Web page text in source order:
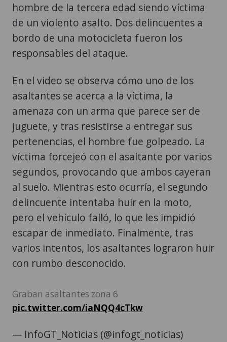
hombre de la tercera edad siendo víctima
de un violento asalto. Dos delincuentes a
bordo de una motocicleta fueron los
responsables del ataque.
En el video se observa cómo uno de los
asaltantes se acerca a la víctima, la
amenaza con un arma que parece ser de
juguete, y tras resistirse a entregar sus
pertenencias, el hombre fue golpeado. La
víctima forcejeó con el asaltante por varios
segundos, provocando que ambos cayeran
al suelo. Mientras esto ocurría, el segundo
delincuente intentaba huir en la moto,
pero el vehículo falló, lo que les impidió
escapar de inmediato. Finalmente, tras
varios intentos, los asaltantes lograron huir
con rumbo desconocido.
Graban asaltantes zona 6
pic.twitter.com/iaNQQ4cTkw
— InfoGT_Noticias (@infogt_noticias)